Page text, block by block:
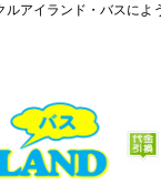
アイランド・バスによ